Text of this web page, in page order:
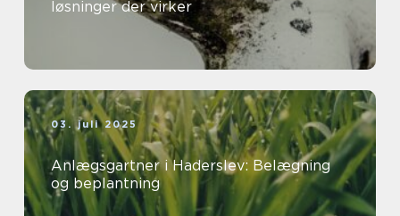
løsninger der virker
03. juli 2025
Anlægsgartner i Haderslev: Belægning
og beplantning